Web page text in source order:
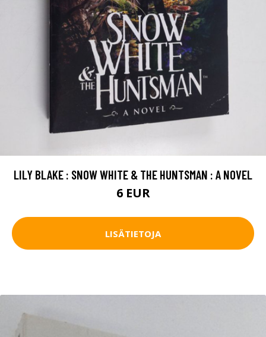
LILY BLAKE : SNOW WHITE & THE HUNTSMAN : A NOVEL
6 EUR
LISÄTIETOJA